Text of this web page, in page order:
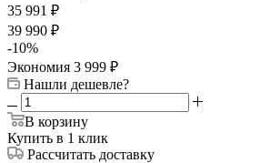
35 991 ₽
39 990 ₽
-10%
Экономия 3 999 ₽
Нашли дешевле?
В корзину
Купить в 1 клик
Рассчитать доставку